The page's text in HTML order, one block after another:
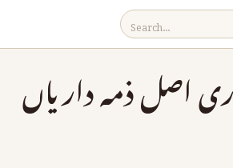
اصل ذمہ داریاں